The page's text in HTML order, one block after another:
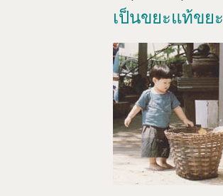
เป็นขยะแท้ขย